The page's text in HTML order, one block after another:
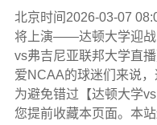
北京时间2026-03-07
将上演——达顿大学迎战
vs弗吉尼亚联邦大学直
爱NCAA的球迷们来说，
为避免错过【达顿大学
您提前收藏本页面。本